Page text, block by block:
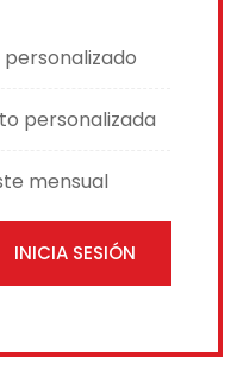
personalizada
mensual
INICIA SESIÓN